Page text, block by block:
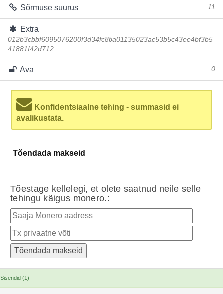
Sõrmuse suurus 11
Extra
012b3cbbf6095076200f3d34fc8ba01135023ac53b5c43ee4bf3b5
41881f42d712
Ava 0
Konfidentsiaalne tehing - summasid ei
avalikustata.
Tõendada makseid
Tõestage kellelegi, et olete saatnud neile selle
tehingu käigus monero.:
Sisendid (1)